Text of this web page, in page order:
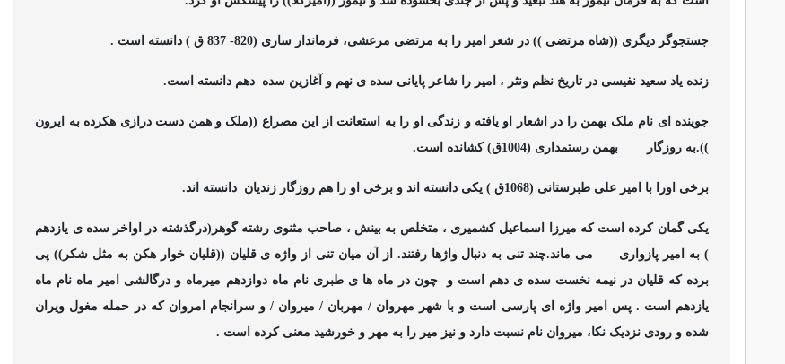
جستجوگر دیگری ((شاه مرتضی )) در شعر امیر را به مرتضی مرعشی، فرماندار ساری (820- 837 ق ) دانسته است .
زنده یاد سعید نفیسی در تاریخ نظم ونثر ، امیر را شاعر پایانی سده ی نهم و آغازین سده دهم دانسته است.
جوینده ای نام ملک بهمن را در اشعار او یافته و زندگی او را به استعانت از این مصراع ((ملک و همن دست درازی هکرده به ایرون
)).به روزگار
بهمن رستمداری (1004ق) کشانده است.
برخی اورا با امیر علی طبرستانی (1068ق ) یکی دانسته اند و برخی او را هم روزگار زندیان دانسته اند.
یکی گمان کرده است که میرزا اسماعیل کشمیری ، متخلص به بینش ، صاحب مثنوی رشته گوهر(درگذشته در اواخر سده ی یازدهم
) به امیر پازواری
می ماند.چند تنی به دنبال واژها رفتند. از آن میان تنی از واژه ی قلیان ((قلیان خوار هکن به مثل شکر)) پی
برده که قلیان در نیمه نخست سده ی دهم است و
چون در ماه ها ی طبری نام ماه دوازدهم میرماه و درگالشی امیر ماه نام ماه
یازدهم است . پس امیر واژه ای پارسی است و با شهر مهروان / مهربان / میروان / و سرانجام امروان که در حمله مغول ویران
شده و رودی نزدیک نکا، میروان نام نسبت دارد و نیز میر را به مهر و خورشید معنی کرده است .